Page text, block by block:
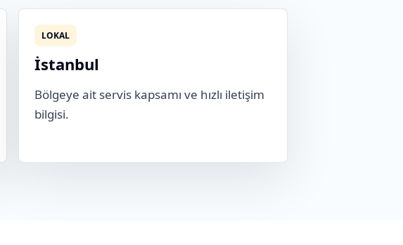
LOKAL
İstanbul
Bölgeye ait servis kapsamı ve hızlı iletişim
bilgisi.